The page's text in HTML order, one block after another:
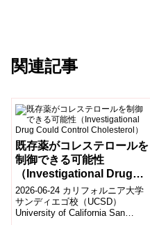
関連記事
既存薬がコレステロールを
制御できる可能性
（Investigational Drug
Could Control
Cholesterol）
2026-06-24 カリフォルニア大学
サンディエゴ校（UCSD）
University of California San